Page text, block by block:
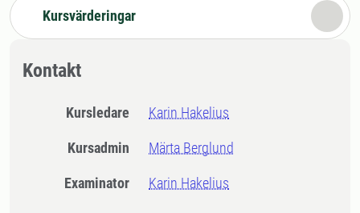
Kursvärderingar
Kontakt
Kursledare Karin Hakelius
Kursadmin Märta Berglund
Examinator Karin Hakelius